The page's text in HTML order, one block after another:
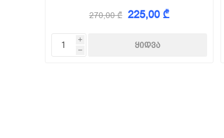
KAEM
270,00 ₾ 225,00 ₾
i
h